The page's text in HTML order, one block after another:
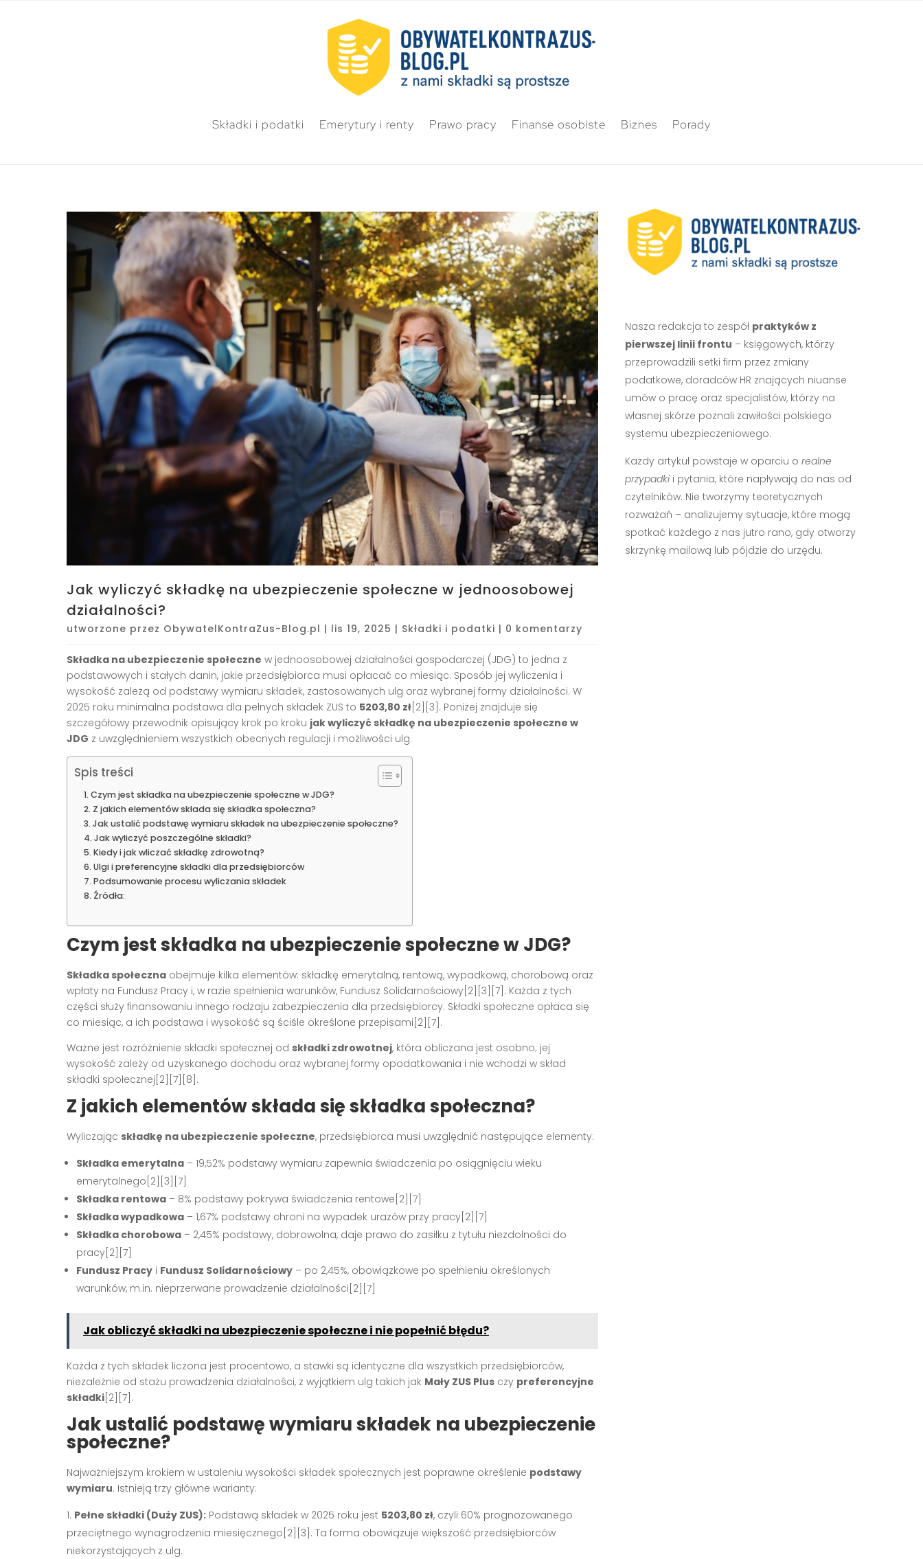
Składki i podatki Emerytury i renty Prawo pracy Finanse osobiste Biznes Porady
Jak wyliczyć składkę na ubezpieczenie społeczne w jednoosobowej
działalności?
utworzone przez ObywatelKontraZus-Blog.pl | lis 19, 2025 | Składki i podatki | 0 komentarzy
Składka na ubezpieczenie społeczne w jednoosobowej działalności gospodarczej (JDG) to jedna z
podstawowych i stałych danin, jakie przedsiębiorca musi opłacać co miesiąc. Sposób jej wyliczenia i
wysokość zależą od podstawy wymiaru składek, zastosowanych ulg oraz wybranej formy działalności. W
2025 roku minimalna podstawa dla pełnych składek ZUS to 5203,80 zł [2][3]. Poniżej znajduje się
szczegółowy przewodnik opisujący krok po kroku jak wyliczyć składkę na ubezpieczenie społeczne w
JDG z uwzględnieniem wszystkich obecnych regulacji i możliwości ulg.
Spis treści
Czym jest składka na ubezpieczenie społeczne w JDG?
Z jakich elementów składa się składka społeczna?
Jak ustalić podstawę wymiaru składek na ubezpieczenie społeczne?
Jak wyliczyć poszczególne składki?
Kiedy i jak wliczać składkę zdrowotną?
Ulgi i preferencyjne składki dla przedsiębiorców
Podsumowanie procesu wyliczania składek
Źródła:
Czym jest składka na ubezpieczenie społeczne w JDG?
Składka społeczna obejmuje kilka elementów: składkę emerytalną, rentową, wypadkową, chorobową oraz
wpłaty na Fundusz Pracy i, w razie spełnienia warunków, Fundusz Solidarnościowy[2][3][7]. Każda z tych
części służy finansowaniu innego rodzaju zabezpieczenia dla przedsiębiorcy. Składki społeczne opłaca się
co miesiąc, a ich podstawa i wysokość są ściśle określone przepisami[2][7].
Ważne jest rozróżnienie składki społecznej od składki zdrowotnej, która obliczana jest osobno; jej
wysokość zależy od uzyskanego dochodu oraz wybranej formy opodatkowania i nie wchodzi w skład
składki społecznej[2][7][8].
Z jakich elementów składa się składka społeczna?
Wyliczając składkę na ubezpieczenie społeczne, przedsiębiorca musi uwzględnić następujące elementy:
Składka emerytalna – 19,52% podstawy wymiaru zapewnia świadczenia po osiągnięciu wieku
emerytalnego[2][3][7]
Składka rentowa – 8% podstawy pokrywa świadczenia rentowe[2][7]
Składka wypadkowa – 1,67% podstawy chroni na wypadek urazów przy pracy[2][7]
Składka chorobowa – 2,45% podstawy, dobrowolna, daje prawo do zasiłku z tytułu niezdolności do
pracy[2][7]
Fundusz Pracy i Fundusz Solidarnościowy – po 2,45%, obowiązkowe po spełnieniu określonych
warunków, m.in. nieprzerwane prowadzenie działalności[2][7]
Jak obliczyć składki na ubezpieczenie społeczne i nie popełnić błędu?
Każda z tych składek liczona jest procentowo, a stawki są identyczne dla wszystkich przedsiębiorców,
niezależnie od stażu prowadzenia działalności, z wyjątkiem ulg takich jak Mały ZUS Plus czy preferencyjne
składki [2][7].
Jak ustalić podstawę wymiaru składek na ubezpieczenie
społeczne?
Najważniejszym krokiem w ustaleniu wysokości składek społecznych jest poprawne określenie podstawy
wymiaru. Istnieją trzy główne warianty:
Pełne składki (Duży ZUS): Podstawą składek w 2025 roku jest 5203,80 zł, czyli 60% prognozowanego
przeciętnego wynagrodzenia miesięcznego[2][3]. Ta forma obowiązuje większość przedsiębiorców
niekorzystających z ulg.
Nasza redakcja to zespół praktyków z
pierwszej linii frontu – księgowych, którzy
przeprowadzili setki firm przez zmiany
podatkowe, doradców HR znających niuanse
umów o pracę oraz specjalistów, którzy na
własnej skórze poznali zawiłości polskiego
systemu ubezpieczeniowego.
Każdy artykuł powstaje w oparciu o realne
przypadkii pytania, które napływają do nas od
czytelników. Nie tworzymy teoretycznych
rozważań – analizujemy sytuacje, które mogą
spotkać każdego z nas jutro rano, gdy otworzy
skrzynkę mailową lub pójdzie do urzędu.